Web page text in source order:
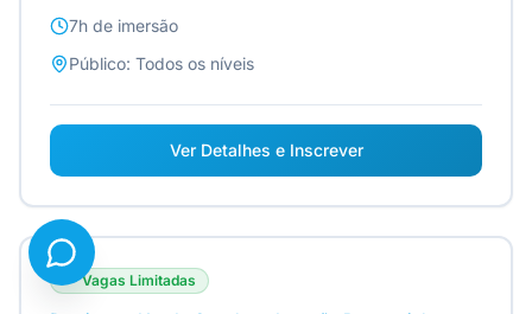
7h de imersão
Público: Todos os níveis
Ver Detalhes e Inscrever
Vagas Limitadas